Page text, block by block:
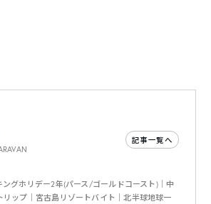
記事一覧へ
ングホリデー2年(パース/ゴールドコースト)｜中
リップ｜宮古島リゾートバイト｜北半球地球一